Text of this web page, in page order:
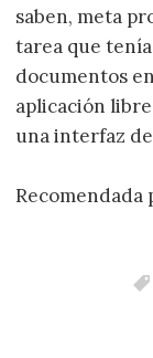
saben, meta
tarea que
documentos
aplicación
una interfaz
Recomendada